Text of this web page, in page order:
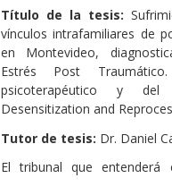
Título de la tesis:
vínculos intrafamiliares de
en Montevideo,
Estrés Post
psicoterapéutico y
Desensitization and
Tutor de tesis: Dr. Daniel
El tribunal que